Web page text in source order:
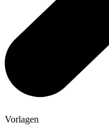
Vorlagen